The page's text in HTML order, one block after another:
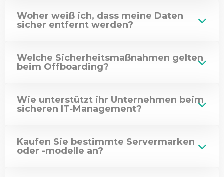
Woher weiß ich, dass meine Daten
sicher entfernt werden?
Welche Sicherheitsmaßnahmen gelten
beim Offboarding?
Wie unterstützt ihr Unternehmen beim
sicheren IT‑Management?
Kaufen Sie bestimmte Servermarken
oder -modelle an?